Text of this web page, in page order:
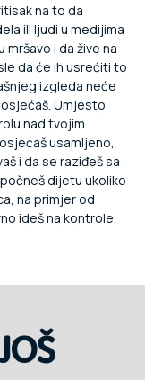
na to da
ili ljudi u medijima
i da žive na
da će ih usrećiti to
izgleda neće
Umjesto
nad tvojim
usamljeno,
i da se raziđeš sa
dijetu ukoliko
na primjer od
ideš na kontrole.